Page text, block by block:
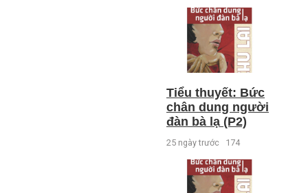
Tiểu thuyết: Bức
chân dung người
đàn bà lạ (P2)
25 ngày trước 174